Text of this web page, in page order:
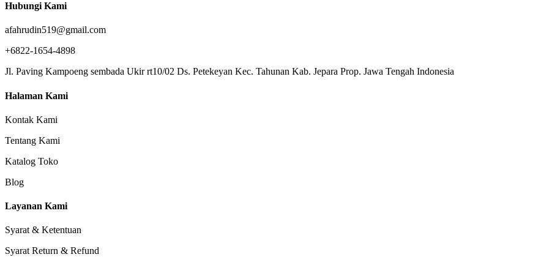
Hubungi Kami
afahrudin519@gmail.com
+6822-1654-4898
Jl. Paving Kampoeng sembada Ukir rt10/02 Ds. Petekeyan Kec. Tahunan Kab. Jepara Prop. Jawa Tengah Indonesia
Halaman Kami
Kontak Kami
Tentang Kami
Katalog Toko
Blog
Layanan Kami
Syarat & Ketentuan
Syarat Return & Refund